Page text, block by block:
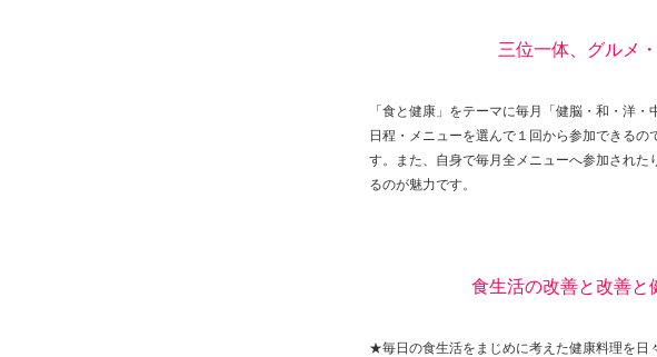
三位一体、グルメ
「食と健康」をテーマに毎月「健脳・和・洋
日程・メニューを選んで１回から参加できる
す。また、自身で毎月全メニューへ参加され
るのが魅力です。
食生活の改善と改善と
★毎日の食生活をまじめに考えた健康料理を